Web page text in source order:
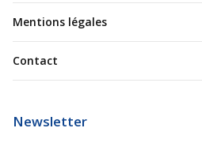
Mentions légales
Contact
Newsletter